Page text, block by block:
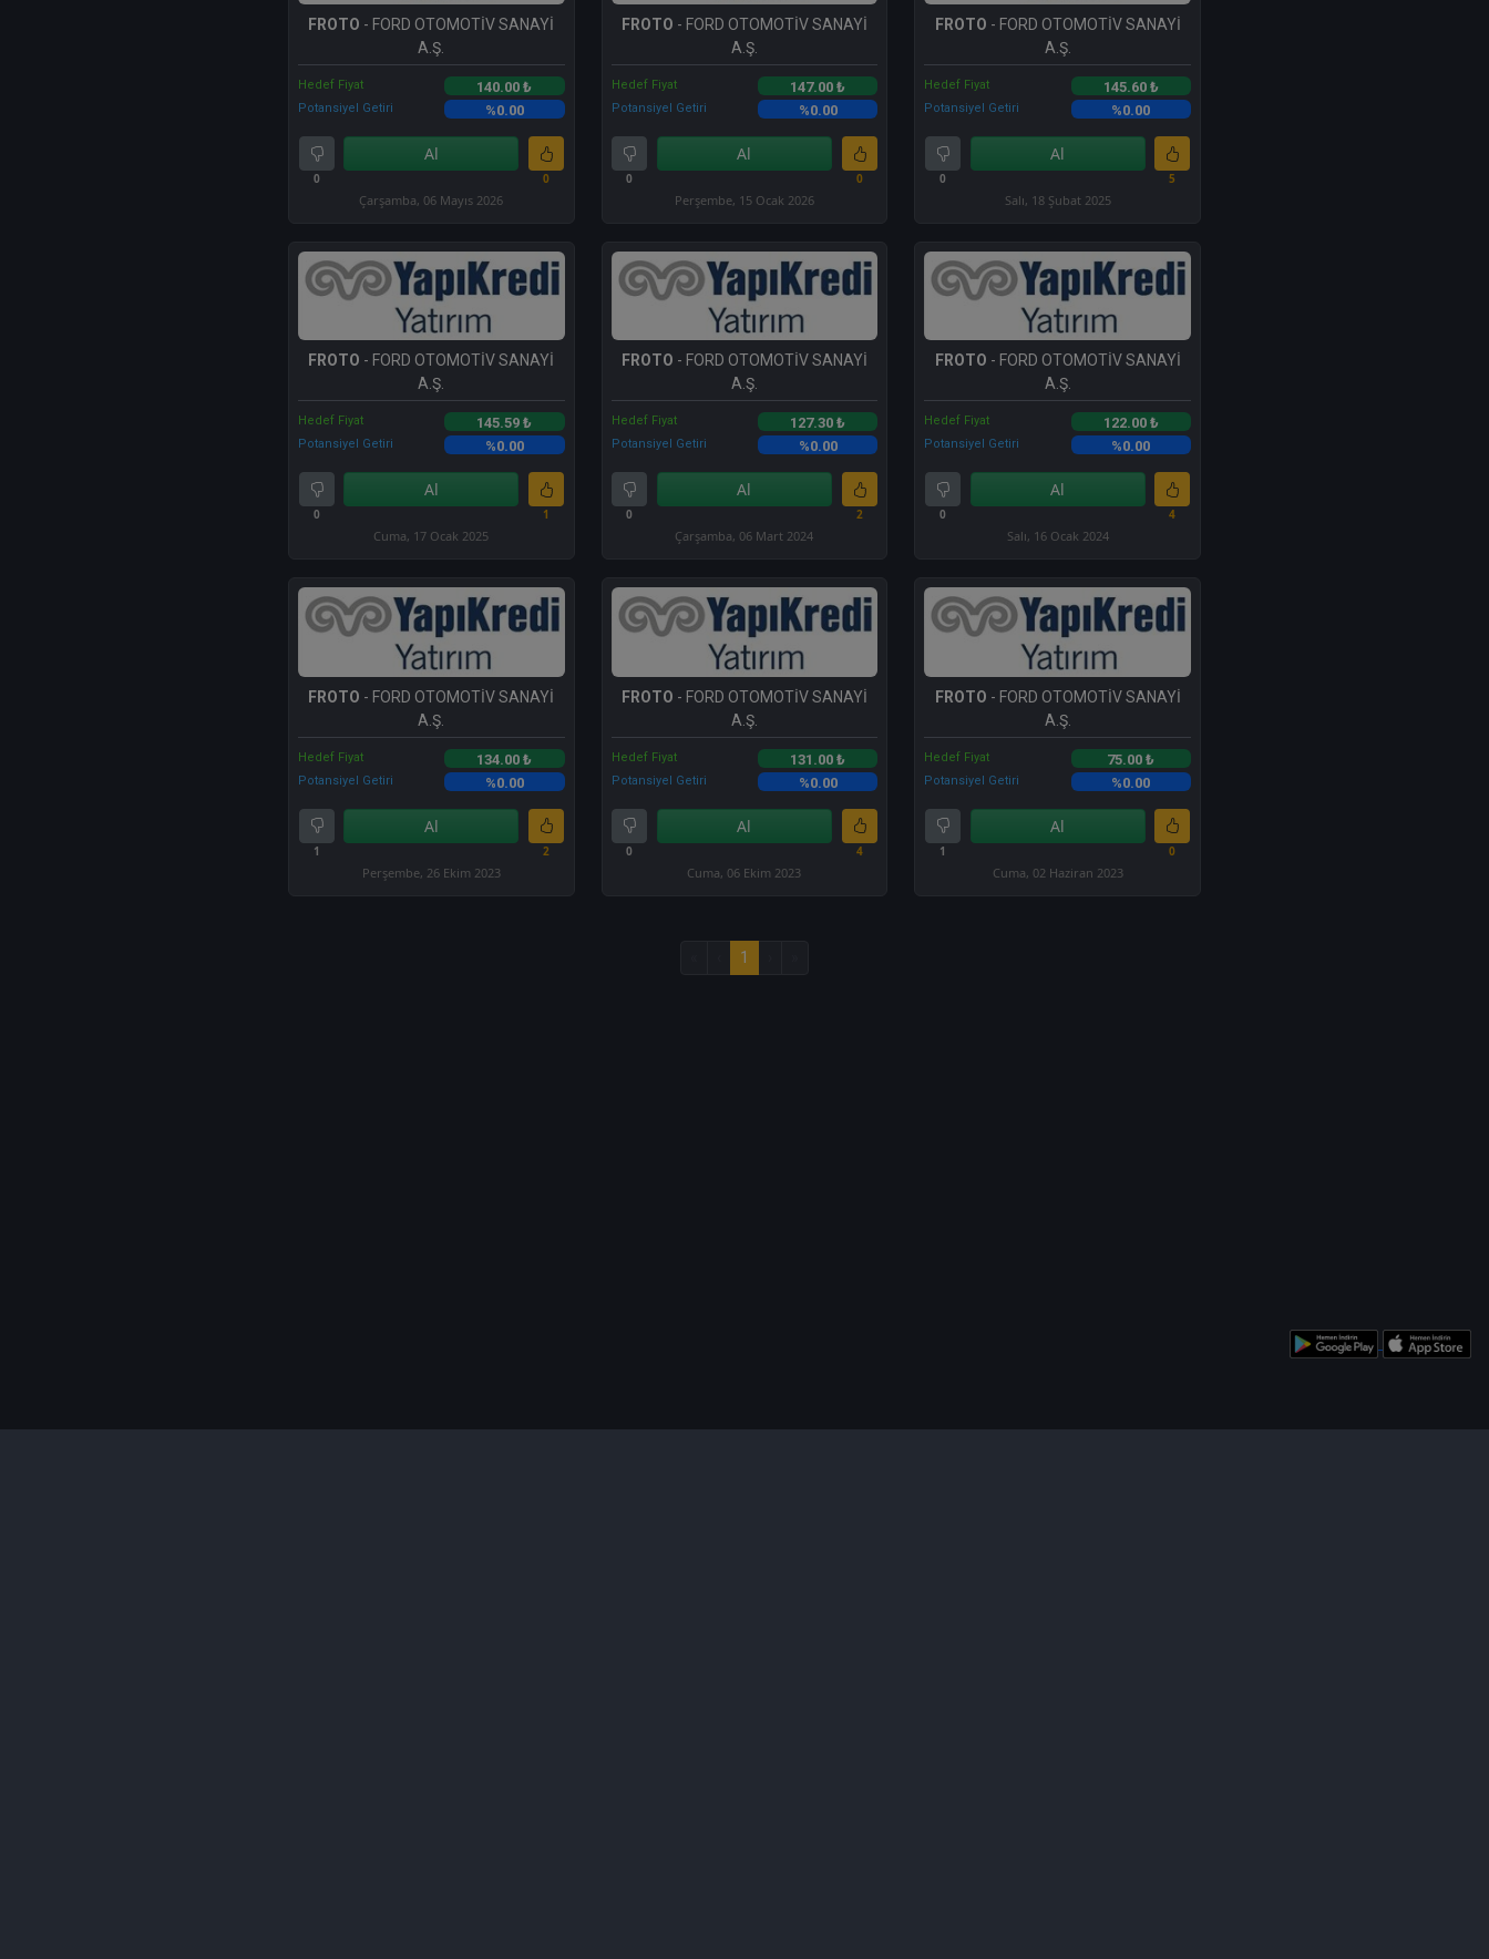
FROTO - FORD OTOMOTİV SANAYİ
A.Ş.
Hedef Fiyat 140.00 ₺
Potansiyel Getiri %0.00
0
Al
0
Çarşamba, 06 Mayıs 2026
FROTO - FORD OTOMOTİV SANAYİ
A.Ş.
Hedef Fiyat 147.00 ₺
Potansiyel Getiri %0.00
0
Al
0
Perşembe, 15 Ocak 2026
FROTO - FORD OTOMOTİV SANAYİ
A.Ş.
Hedef Fiyat 145.60 ₺
Potansiyel Getiri %0.00
0
Al
5
Salı, 18 Şubat 2025
FROTO - FORD OTOMOTİV SANAYİ
A.Ş.
Hedef Fiyat 145.59 ₺
Potansiyel Getiri %0.00
0
Al
1
Cuma, 17 Ocak 2025
FROTO - FORD OTOMOTİV SANAYİ
A.Ş.
Hedef Fiyat 127.30 ₺
Potansiyel Getiri %0.00
0
Al
2
Çarşamba, 06 Mart 2024
FROTO - FORD OTOMOTİV SANAYİ
A.Ş.
Hedef Fiyat 122.00 ₺
Potansiyel Getiri %0.00
0
Al
4
Salı, 16 Ocak 2024
FROTO - FORD OTOMOTİV SANAYİ
A.Ş.
Hedef Fiyat 134.00 ₺
Potansiyel Getiri %0.00
1
Al
2
Perşembe, 26 Ekim 2023
FROTO - FORD OTOMOTİV SANAYİ
A.Ş.
Hedef Fiyat 131.00 ₺
Potansiyel Getiri %0.00
0
Al
4
Cuma, 06 Ekim 2023
FROTO - FORD OTOMOTİV SANAYİ
A.Ş.
Hedef Fiyat 75.00 ₺
Potansiyel Getiri %0.00
1
Al
0
Cuma, 02 Haziran 2023
1